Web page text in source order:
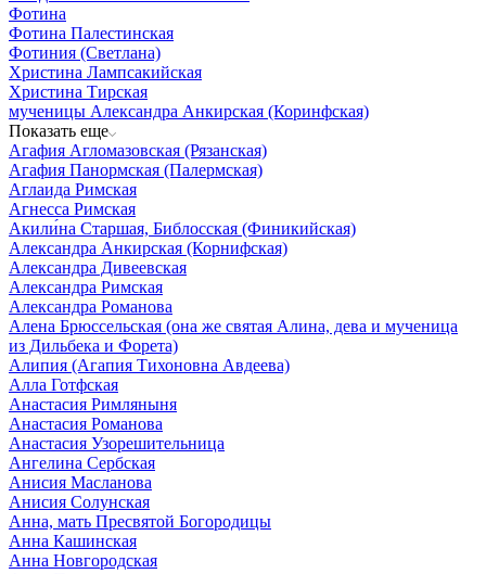
Фотина
Фотина Палестинская
Фотиния (Светлана)
Христина Лампсакийская
Христина Тирская
мученицы Александра Анкирская (Коринфская)
Показать еще
Агафия Агломазовская (Рязанская)
Агафия Панормская (Палермская)
Аглаида Римская
Агнесса Римская
Акили́на Старшая, Библосская (Финикийская)
Александра Анкирская (Корнифская)
Александра Дивеевская
Александра Римская
Александра Романова
Алена Брюссельская (она же святая Алина, дева и мученица
из Дильбека и Форета)
Алипия (Агапия Тихоновна Авдеева)
Алла Готфская
Анастасия Римляныня
Анастасия Романова
Анастасия Узорешительница
Ангелина Сербская
Анисия Масланова
Анисия Солунская
Анна, мать Пресвятой Богородицы
Анна Кашинская
Анна Новгородская